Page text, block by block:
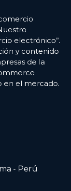
electrónico”.
y contenido
de la
en el mercado.
- Perú